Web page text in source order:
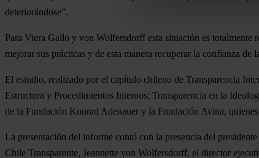
deteriorándose”.
Para Viera Gallo y von Wolfersdorff esta situación es totalmente
mejorar sus prácticas y de esta manera recuperar la confianza
El estudio, realizado por el capítulo chileno de Transparencia
Estructura y Procedimientos Internos; Transparencia en la
de la Fundación Konrad Adenauer y la Fundación Avina,
La presentación del informe contó con la presencia del
Chile Transparente, Jeannette von Wolfersdorff, el director